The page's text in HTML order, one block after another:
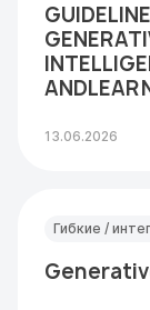
13.06.2026
Гибкие /